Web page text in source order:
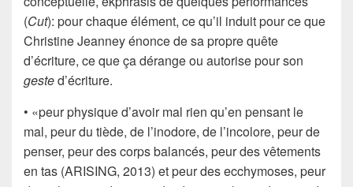
(Cut): pour chaque élément, ce qu’il induit pour ce que
Christine Jeanney énonce de sa propre quête
d’écriture, ce que ça dérange ou autorise pour son
gested’écriture.
• «peur physique d’avoir mal rien qu’en pensant le
mal, peur du tiède, de l’inodore, de l’incolore, peur de
penser, peur des corps balancés, peur des vêtements
en tas (ARISING, 2013) et peur des ecchymoses, peur